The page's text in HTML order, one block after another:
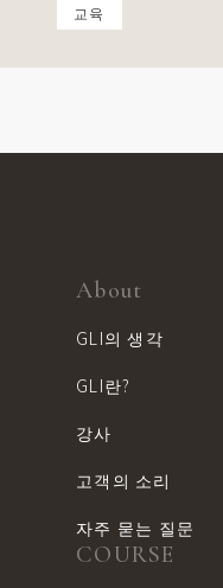
교육
About
GLI의 생각
GLI란?
강사
고객의 소리
자주 묻는 질문
COURSE